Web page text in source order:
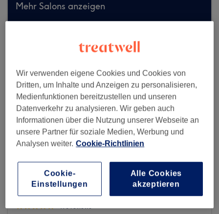
Mehr Salons anzeigen
Haarstudio Hölzke
Wir verwenden eigene Cookies und Cookies von
Dritten, um Inhalte und Anzeigen zu personalisieren,
Medienfunktionen bereitzustellen und unseren
Datenverkehr zu analysieren. Wir geben auch
Informationen über die Nutzung unserer Webseite an
unsere Partner für soziale Medien, Werbung und
Analysen weiter. Cookie-Richtlinien
Cookie-
Einstellungen
Alle Cookies
akzeptieren